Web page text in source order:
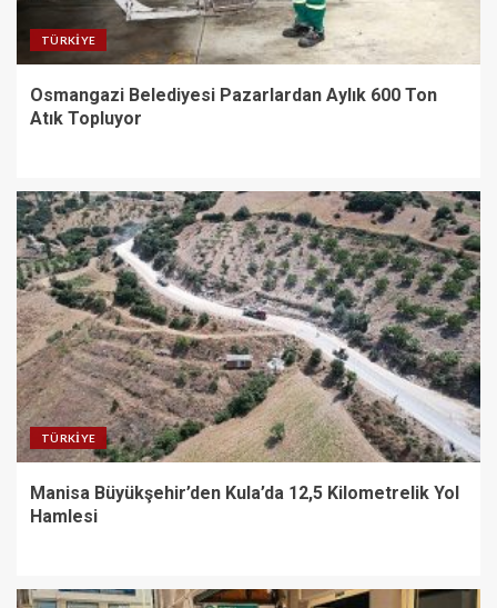
TÜRKIYE
Osmangazi Belediyesi Pazarlardan Aylık 600 Ton
Atık Topluyor
TÜRKIYE
Manisa Büyükşehir’den Kula’da 12,5 Kilometrelik Yol
Hamlesi